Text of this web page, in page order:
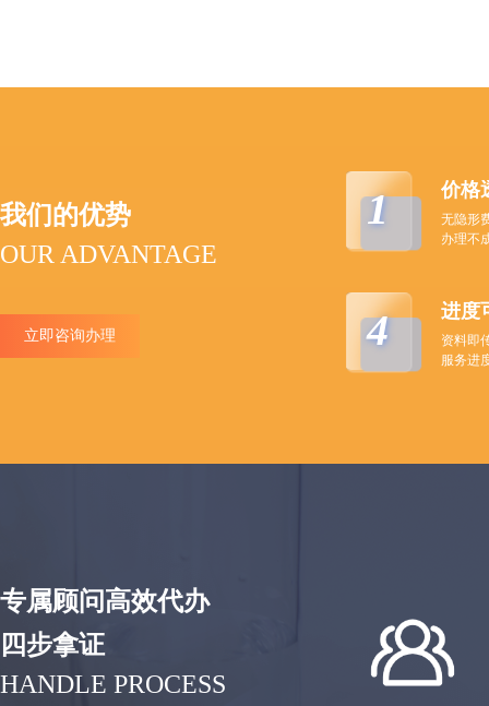
我们的优势
OUR ADVANTAGE
立即咨询办理
1 价格
无隐形
办理不
4 进度
资料即
服务进
专属顾问高效代办
四步拿证
HANDLE PROCESS